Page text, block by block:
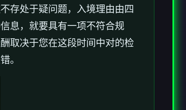
存处于疑问题，入境理由由四
息，就要具有一项不符合规
取决于您在这段时间中对的检
。